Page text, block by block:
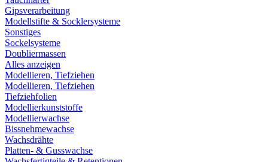
Gipsverarbeitung
Modellstifte & Socklersysteme
Sonstiges
Sockelsysteme
Doubliermassen
Alles anzeigen
Modellieren, Tiefziehen
Modellieren, Tiefziehen
Tiefziehfolien
Modellierkunststoffe
Modellierwachse
Bissnehmewachse
Wachsdrähte
Platten- & Gusswachse